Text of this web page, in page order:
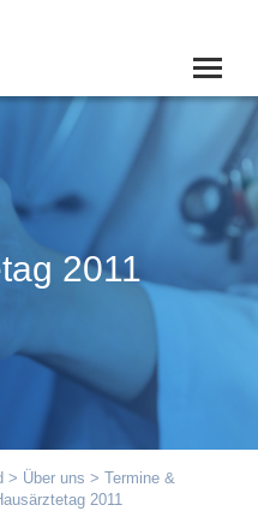
2011
> Über uns > Termine &
2011